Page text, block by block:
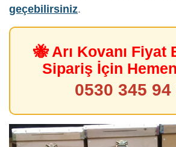
geçebilirsiniz.
🐝 Arı Kovanı Fiyat
Sipariş İçin
0530 345 94